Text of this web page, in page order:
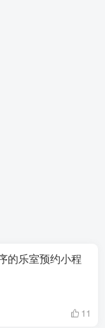
的乐室预约小程
11